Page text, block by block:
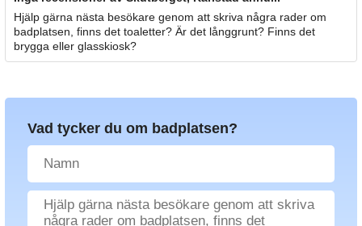
Hjälp gärna nästa besökare genom att skriva några rader om
badplatsen, finns det toaletter? Är det långgrunt? Finns det
brygga eller glasskiosk?
Vad tycker du om badplatsen?